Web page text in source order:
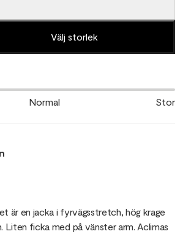
Välj storlek
Normal Stor
är en jacka i fyrvägsstretch, hög krage
Liten ficka med på vänster arm. Aclimas